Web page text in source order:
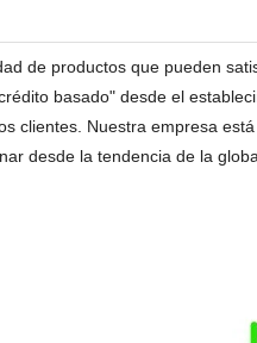
de productos que pueden
basado" desde el
clientes. Nuestra empresa
desde la tendencia de la